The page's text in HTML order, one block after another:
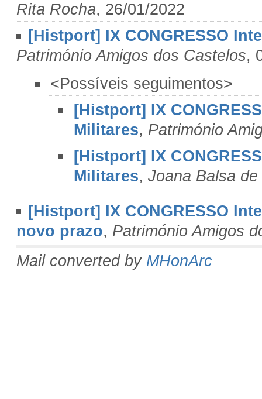
Rita Rocha, 26/01/2022
[Histport] IX CONGRESSO
Património Amigos dos Castelos,
<Possíveis seguimentos>
[Histport] IX
Militares, Património
[Histport] IX
Militares, Joana Balsa de
[Histport] IX CONGRESSO
novo prazo, Património Amigos
Mail converted by MHonArc